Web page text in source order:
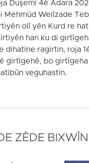
Duşemî 4ê Adara
Mehmûd Welîzade
olî yên Kurd re
han ku di
dihatine ragirtin, roja
girtîgehê, bo girtîgeha
veguhastin.
ZÊDE